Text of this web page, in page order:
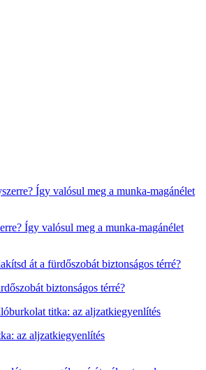
Így valósul meg a munka-magánélet
biztonságos térré?
az aljzatkiegyenlítés